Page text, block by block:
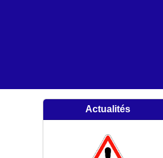
Actualités